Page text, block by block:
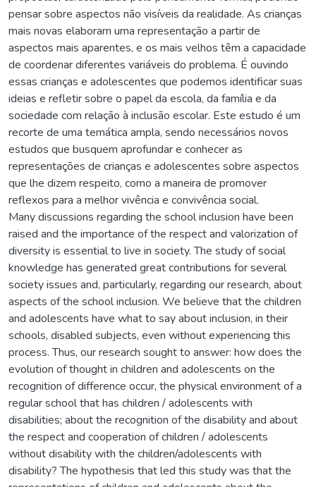
pensar sobre aspectos não visíveis da realidade. As crianças
mais novas elaboram uma representação a partir de
aspectos mais aparentes, e os mais velhos têm a capacidade
de coordenar diferentes variáveis do problema. É ouvindo
essas crianças e adolescentes que podemos identificar suas
ideias e refletir sobre o papel da escola, da família e da
sociedade com relação à inclusão escolar. Este estudo é um
recorte de uma temática ampla, sendo necessários novos
estudos que busquem aprofundar e conhecer as
representações de crianças e adolescentes sobre aspectos
que lhe dizem respeito, como a maneira de promover
reflexos para a melhor vivência e convivência social.
Many discussions regarding the school inclusion have been
raised and the importance of the respect and valorization of
diversity is essential to live in society. The study of social
knowledge has generated great contributions for several
society issues and, particularly, regarding our research, about
aspects of the school inclusion. We believe that the children
and adolescents have what to say about inclusion, in their
schools, disabled subjects, even without experiencing this
process. Thus, our research sought to answer: how does the
evolution of thought in children and adolescents on the
recognition of difference occur, the physical environment of a
regular school that has children / adolescents with
disabilities; about the recognition of the disability and about
the respect and cooperation of children / adolescents
without disability with the children/adolescents with
disability? The hypothesis that led this study was that the